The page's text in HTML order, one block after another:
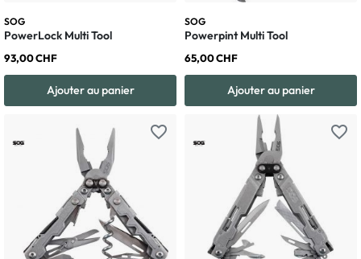
SOG
PowerLock Multi Tool
93,00 CHF
Ajouter au panier
SOG
Powerpint Multi Tool
65,00 CHF
Ajouter au panier
favorite_border favorite_border